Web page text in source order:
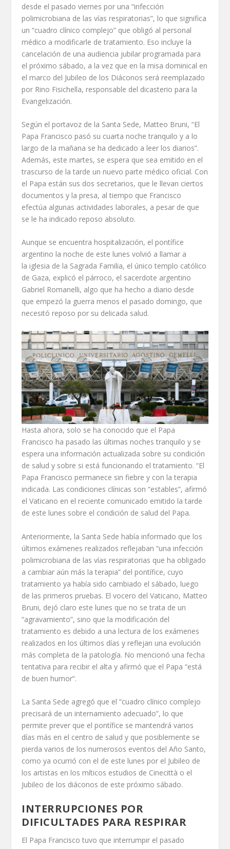
desde el pasado viernes por una “infección
polimicrobiana de las vías respiratorias”, lo que significa
un “cuadro clínico complejo” que obligó al personal
médico a modificarle de tratamiento. Eso incluye la
cancelación de una audiencia jubilar programada para
el próximo sábado, a la vez que en la misa dominical en
el marco del Jubileo de los Diáconos será reemplazado
por Rino Fisichella, responsable del dicasterio para la
Evangelización.
Según el portavoz de la Santa Sede, Matteo Bruni, “El
Papa Francisco pasó su cuarta noche tranquilo y a lo
largo de la mañana se ha dedicado a leer los diarios”.
Además, este martes, se espera que sea emitido en el
trascurso de la tarde un nuevo parte médico oficial. Con
el Papa están sus dos secretarios, que le llevan ciertos
documentos y la presa, al tiempo que Francisco
efectúa algunas actividades laborales, a pesar de que
se le ha indicado reposo absoluto.
Aunque se encuentra hospitalización, el pontífice
argentino la noche de este lunes volvió a llamar a
la iglesia de la Sagrada Familia, el único templo católico
de Gaza, explicó el párroco, el sacerdote argentino
Gabriel Romanelli, algo que ha hecho a diario desde
que empezó la guerra menos el pasado domingo, que
necesitó reposo por su delicada salud.
Hasta ahora, solo se ha conocido que el Papa
Francisco ha pasado las últimas noches tranquilo y se
espera una información actualizada sobre su condición
de salud y sobre si está funcionando el tratamiento. “El
Papa Francisco permanece sin fiebre y con la terapia
indicada. Las condiciones clínicas son “estables”, afirmó
el Vaticano en el reciente comunicado emitido la tarde
de este lunes sobre el condición de salud del Papa.
Anteriormente, la Santa Sede había informado que los
últimos exámenes realizados reflejaban “una infección
polimicrobiana de las vías respiratorias que ha obligado
a cambiar aún más la terapia” del pontífice, cuyo
tratamiento ya había sido cambiado el sábado, luego
de las primeros pruebas. El vocero del Vaticano, Matteo
Bruni, dejó claro este lunes que no se trata de un
“agravamiento”, sino que la modificación del
tratamiento es debido a una lectura de los exámenes
realizados en los últimos días y reflejan una evolución
más completa de la patología. No mencionó una fecha
tentativa para recibir el alta y afirmó que el Papa “está
de buen humor”.
La Santa Sede agregó que el “cuadro clínico complejo
precisará de un internamiento adecuado”, lo que
permite prever que el pontífice se mantendrá varios
días más en el centro de salud y que posiblemente se
pierda varios de los numerosos eventos del Año Santo,
como ya ocurrió con el de este lunes por el Jubileo de
los artistas en los míticos estudios de Cinecittà o el
Jubileo de los diáconos de este próximo sábado.
INTERRUPCIONES POR
DIFICULTADES PARA RESPIRAR
El Papa Francisco tuvo que interrumpir el pasado